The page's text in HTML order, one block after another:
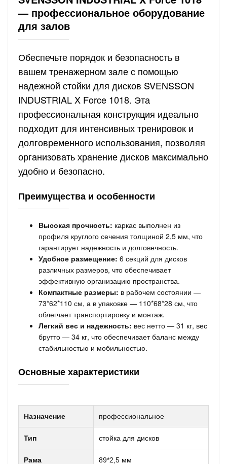
— профессиональное оборудование
для залов
Обеспечьте порядок и безопасность в
вашем тренажерном зале с помощью
надежной стойки для дисков SVENSSON
INDUSTRIAL X Force 1018. Эта
профессиональная конструкция идеально
подходит для интенсивных тренировок и
долговременного использования, позволяя
организовать хранение дисков максимально
удобно и безопасно.
Преимущества и особенности
Высокая прочность: каркас выполнен из
профиля круглого сечения толщиной 2,5 мм, что
гарантирует надежность и долговечность.
Удобное размещение: 6 секций для дисков
различных размеров, что обеспечивает
эффективную организацию пространства.
Компактные размеры: в рабочем состоянии —
73*62*110 см, а в упаковке — 110*68*28 см, что
облегчает транспортировку и монтаж.
Легкий вес и надежность: вес нетто — 31 кг, вес
брутто — 34 кг, что обеспечивает баланс между
стабильностью и мобильностью.
Основные характеристики
Назначение профессиональное
Тип стойка для дисков
Рама 89*2,5 мм